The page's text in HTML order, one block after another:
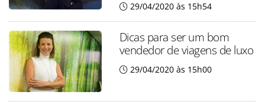
29/04/2020 às 15h54
Dicas para ser um bom
vendedor de viagens de luxo
29/04/2020 às 15h00